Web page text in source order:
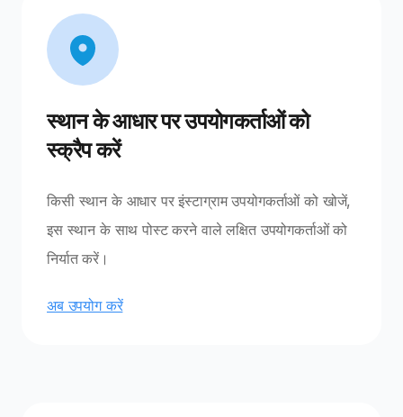
स्थान के आधार पर उपयोगकर्ताओं को
स्क्रैप करें
किसी स्थान के आधार पर इंस्टाग्राम उपयोगकर्ताओं को खोजें,
इस स्थान के साथ पोस्ट करने वाले लक्षित उपयोगकर्ताओं को
निर्यात करें।
अब उपयोग करें